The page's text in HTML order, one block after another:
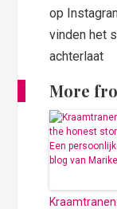
op
vinden het
achterlaat
More
Kraamtranen: